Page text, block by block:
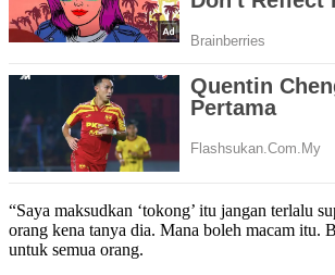
“Saya maksudkan ‘tokong’ itu jangan terlalu
orang kena tanya dia. Mana boleh macam itu.
untuk semua orang.